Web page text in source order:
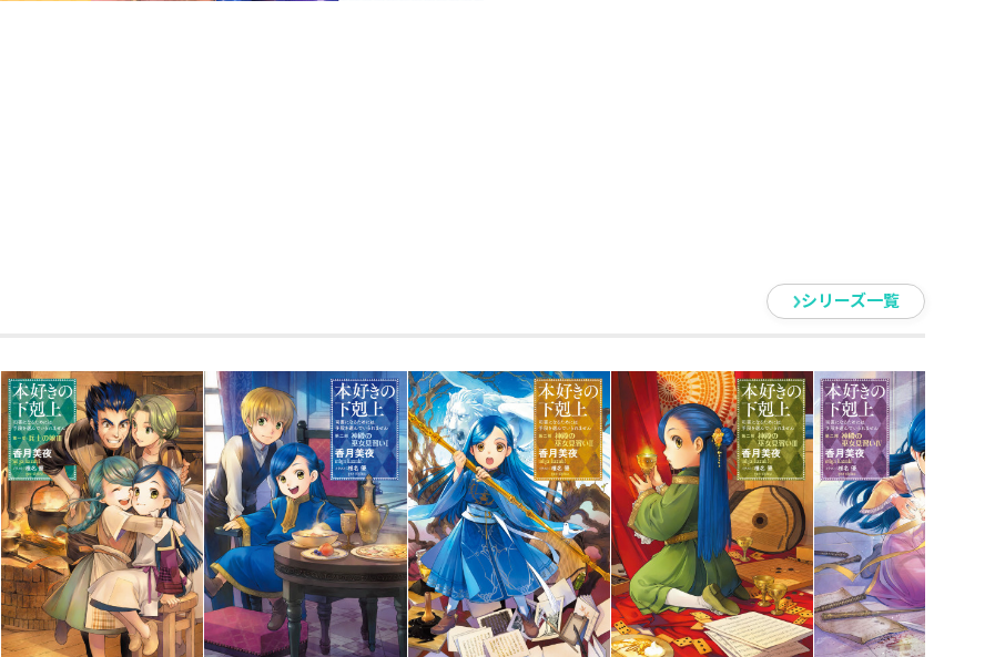
ます。早くコロナが終息しますように。
シリーズ一覧